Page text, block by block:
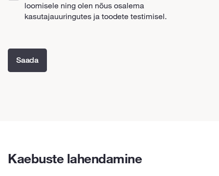
loomisele ning olen nõus osalema
kasutajauuringutes ja toodete testimisel.
Saada
Kaebuste lahendamine